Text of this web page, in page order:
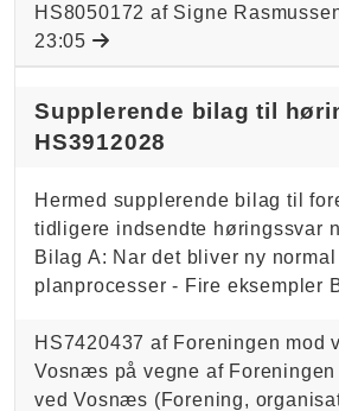
HS8050172 af Signe
23:05
Supplerende bilag til
HS3912028
Hermed supplerende bilag til
tidligere indsendte høringssvar
Bilag A: Nar det bliver ny
planprocesser - Fire eksempler
HS7420437 af Foreningen mod
Vosnæs på vegne af
ved Vosnæs (Forening,